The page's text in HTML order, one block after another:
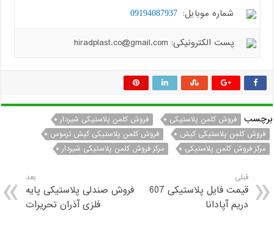
شماره موبایل: 09194087937
پست الکترونیکی: hiradplast.co@gmail.com
برچسب فروش کلمن پلاستیکی
فروش کلمن پلاستیکی شیردار
فروش کلمن پلاستیکی کیش
فروش کلمن پلاستیکی کیش ترموس
مرکز فروش کلمن پلاستیکی
مرکز فروش کلمن پلاستیکی شیردار
قبلی
قیمت فایل پلاستیکی 607
دریم آپادانا
بعد
فروش صندلی پلاستیکی پایه
فلزی آذران تحریرات